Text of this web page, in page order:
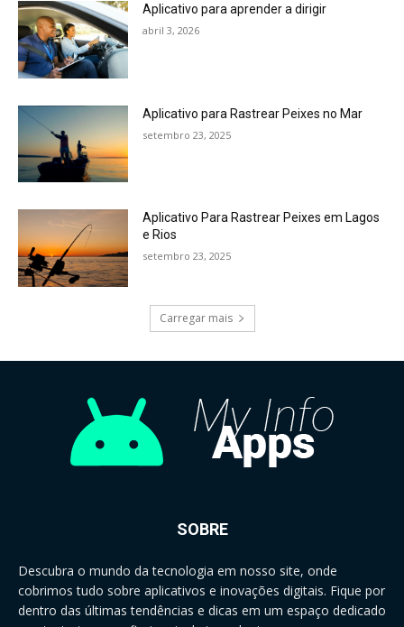
Aplicativo para aprender a dirigir
abril 3, 2026
Aplicativo para Rastrear Peixes no Mar
setembro 23, 2025
Aplicativo Para Rastrear Peixes em Lagos
e Rios
setembro 23, 2025
Carregar mais
SOBRE
Descubra o mundo da tecnologia em nosso site, onde
cobrimos tudo sobre aplicativos e inovações digitais. Fique por
dentro das últimas tendências e dicas em um espaço dedicado